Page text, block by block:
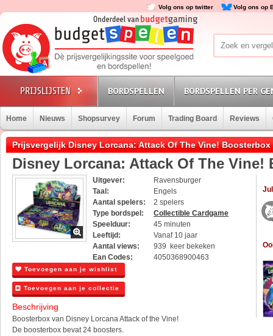
Volg ons op twitter Volg ons op
BORDSPELLEN BORDSPELLEN PER
Home Nieuws Shopsurvey Forum Trading Board Reviews
Prijsvergelijk Disney Lorcana: Attack Of The Vine! Boosterbox
Disney Lorcana: Attack Of The Vine!
Uitgever:
Ravensburger
Taal:
Engels
Aantal spelers:
2 spelers
Type bordspel:
Collectible Cardgame
Speelduur:
45 minuten
Leeftijd:
Vanaf 10 jaar
Aantal views:
939 keer bekeken
Ean Codes:
4050368900463
Toevoegen aan je wishlist
Toevoegen aan je collectie
Beschrijving
Boosterbox van Disney Lorcana Attack of the Vine!
De boosterbox bevat 24 boosters.